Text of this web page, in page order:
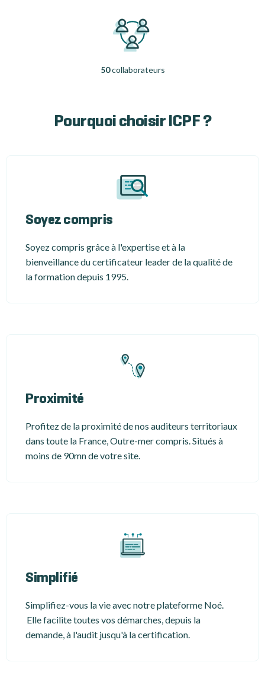
50collaborateurs
Pourquoi choisir ICPF ?
Soyez compris
Soyez compris grâce à l'expertise et à la
bienveillance du certificateur leader de la qualité de
la formation depuis 1995.
Proximité
Profitez de la proximité de nos auditeurs territoriaux
dans toute la France, Outre-mer compris. Situés à
moins de 90mn de votre site.
Simplifié
Simplifiez-vous la vie avec notre plateforme Noé.
Elle facilite toutes vos démarches, depuis la
demande, à l'audit jusqu'à la certification.